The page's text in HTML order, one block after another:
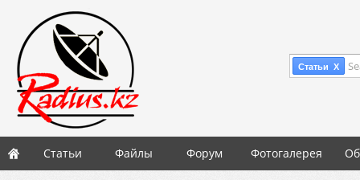
Статьи X
Статьи Файлы Форум Фотогалерея